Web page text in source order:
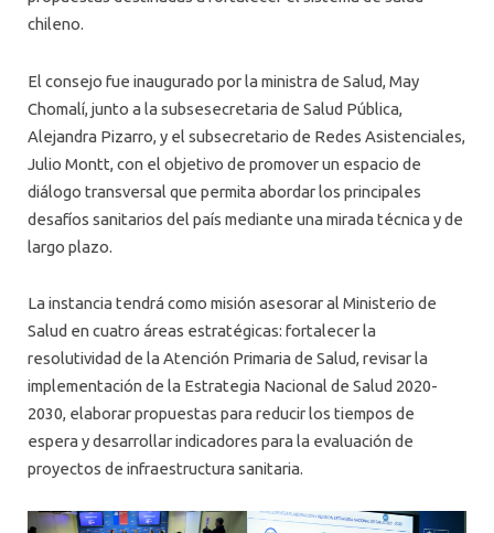
chileno.
El consejo fue inaugurado por la ministra de Salud, May
Chomalí, junto a la subsesecretaria de Salud Pública,
Alejandra Pizarro, y el subsecretario de Redes Asistenciales,
Julio Montt, con el objetivo de promover un espacio de
diálogo transversal que permita abordar los principales
desafíos sanitarios del país mediante una mirada técnica y de
largo plazo.
La instancia tendrá como misión asesorar al Ministerio de
Salud en cuatro áreas estratégicas: fortalecer la
resolutividad de la Atención Primaria de Salud, revisar la
implementación de la Estrategia Nacional de Salud 2020-
2030, elaborar propuestas para reducir los tiempos de
espera y desarrollar indicadores para la evaluación de
proyectos de infraestructura sanitaria.